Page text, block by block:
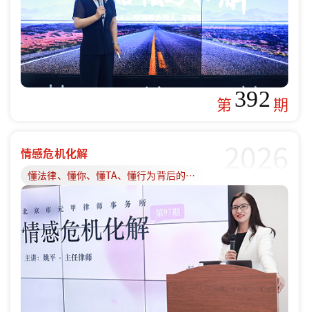
第392期
情感危机化解
懂法律、懂你、懂TA、懂行为背后的原因